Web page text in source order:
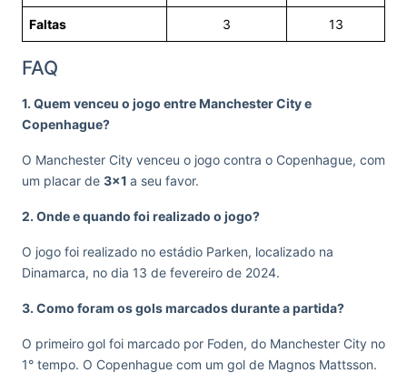
Faltas 3 13
FAQ
1. Quem venceu o jogo entre Manchester City e
Copenhague?
O Manchester City venceu o jogo contra o Copenhague, com
um placar de 3×1 a seu favor.
2. Onde e quando foi realizado o jogo?
O jogo foi realizado no estádio Parken, localizado na
Dinamarca, no dia 13 de fevereiro de 2024.
3. Como foram os gols marcados durante a partida?
O primeiro gol foi marcado por Foden, do Manchester City no
1° tempo. O Copenhague com um gol de Magnos Mattsson.